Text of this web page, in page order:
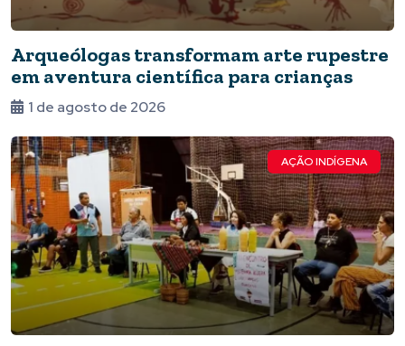
Arqueólogas transformam arte rupestre
em aventura científica para crianças
1 de agosto de 2026
AÇÃO INDÍGENA